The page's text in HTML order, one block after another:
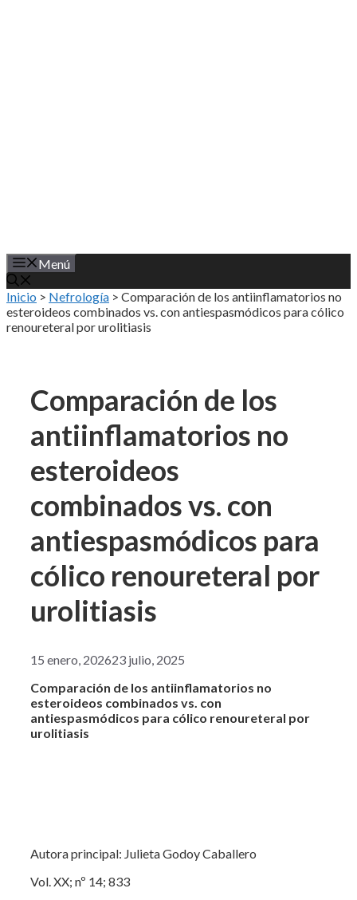
Menú
Inicio > Nefrología > Comparación de los antiinflamatorios no
esteroideos combinados vs. con antiespasmódicos para cólico
renoureteral por urolitiasis
Comparación de los
antiinflamatorios no
esteroideos
combinados vs. con
antiespasmódicos para
cólico renoureteral por
urolitiasis
15 enero, 202623 julio, 2025
Comparación de los antiinflamatorios no
esteroideos combinados vs. con
antiespasmódicos para cólico renoureteral por
urolitiasis
Autora principal: Julieta Godoy Caballero
Vol. XX; nº 14; 833